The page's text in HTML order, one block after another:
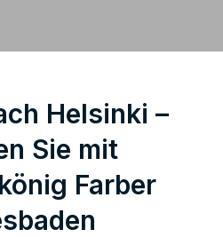
Helsinki –
Sie mit
Farber